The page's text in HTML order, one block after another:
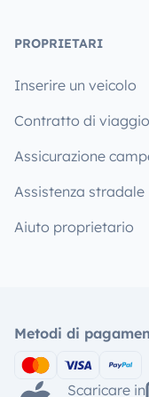
PROPRIETARI
Inserire un veicolo
Contratto di viaggio
Assicurazione
Assistenza stradale
Aiuto proprietario
Metodi di
Scaricare in